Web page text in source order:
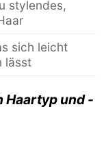
stylendes,
sich leicht
lässt
Haartyp und -